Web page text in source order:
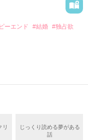
れた美桜は、猫の世
ーエンド #結婚 #独占欲
だが、後輩の姫原由
、一人こっそり泣い
リ
じっくり読める夢がある
話